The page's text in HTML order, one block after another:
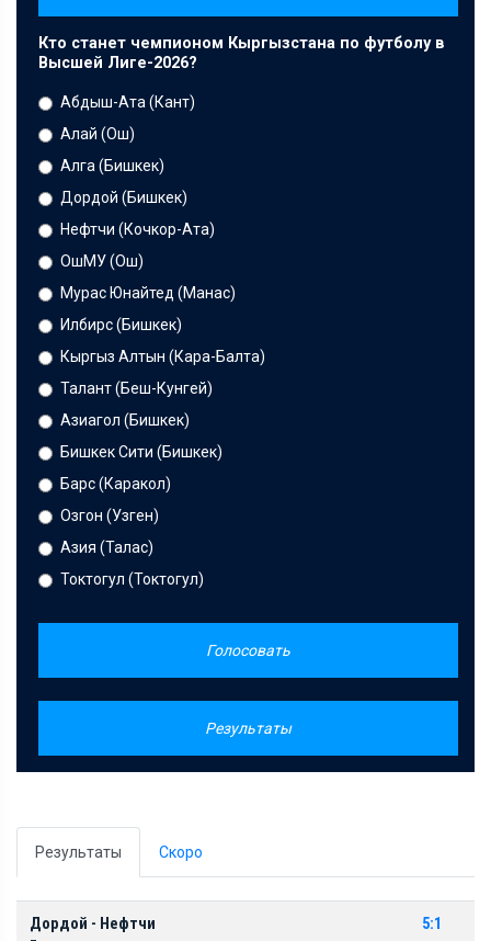
Кто станет чемпионом Кыргызстана по футболу в
Высшей Лиге-2026?
Абдыш-Ата (Кант)
Алай (Ош)
Алга (Бишкек)
Дордой (Бишкек)
Нефтчи (Кочкор-Ата)
ОшМУ (Ош)
Мурас Юнайтед (Манас)
Илбирс (Бишкек)
Кыргыз Алтын (Кара-Балта)
Талант (Беш-Кунгей)
Азиагол (Бишкек)
Бишкек Сити (Бишкек)
Барс (Каракол)
Озгон (Узген)
Азия (Талас)
Токтогул (Токтогул)
Голосовать
Результаты
Результаты Скоро
Дордой - Нефтчи 5:1